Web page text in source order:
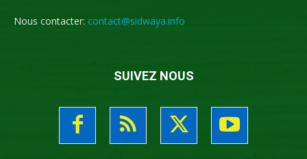
Nous contacter: contact@sidwaya.info
SUIVEZ NOUS